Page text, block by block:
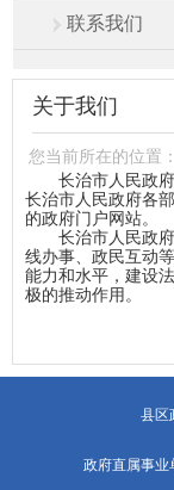
联系我们
关于我们
您当前所在的位置：
长治市人民政府
长治市人民政府各
的政府门户网站。
长治市人民政
线办事、政民互动
能力和水平，建设
极的推动作用。
县区
政府直属事业